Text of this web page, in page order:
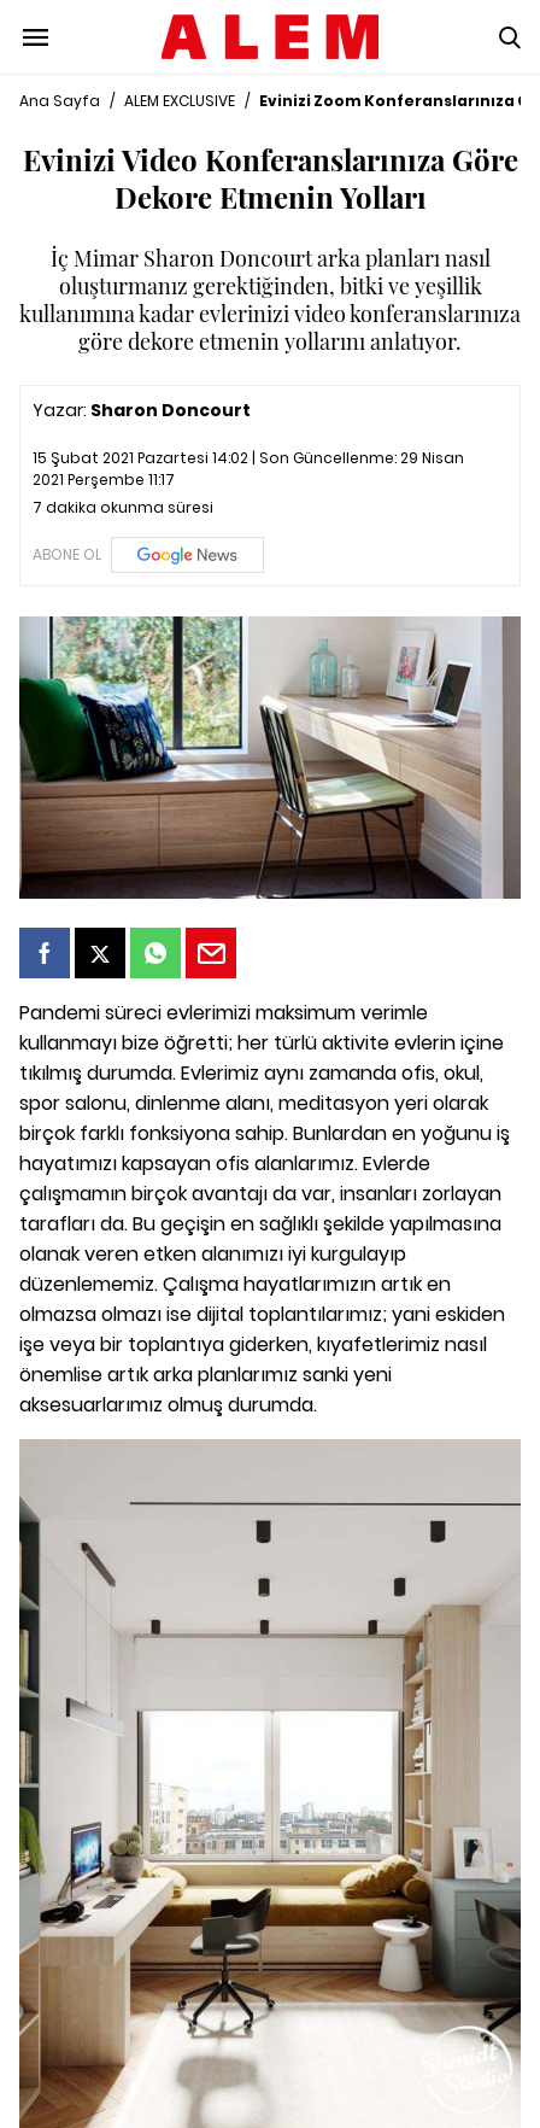
Ana Sayfa / ALEM EXCLUSIVE / Evinizi Zoom Konferanslarınıza
Evinizi Video Konferanslarınıza Göre
Dekore Etmenin Yolları
İç Mimar Sharon Doncourt arka planları nasıl
oluşturmanız gerektiğinden, bitki ve yeşillik
kullanımına kadar evlerinizi video konferanslarınıza
göre dekore etmenin yollarını anlatıyor.
Yazar: Sharon Doncourt
15 Şubat 2021 Pazartesi 14:02 | Son Güncellenme:29 Nisan
2021 Perşembe 11:17
7 dakika okunma süresi
ABONE OL
Pandemi süreci evlerimizi maksimum verimle
kullanmayı bize öğretti; her türlü aktivite evlerin içine
tıkılmış durumda. Evlerimiz aynı zamanda ofis, okul,
spor salonu, dinlenme alanı, meditasyon yeri olarak
birçok farklı fonksiyona sahip. Bunlardan en yoğunu iş
hayatımızı kapsayan ofis alanlarımız. Evlerde
çalışmamın birçok avantajı da var, insanları zorlayan
tarafları da. Bu geçişin en sağlıklı şekilde yapılmasına
olanak veren etken alanımızı iyi kurgulayıp
düzenlememiz.Çalışma hayatlarımızın artık en
olmazsa olmazı ise dijital toplantılarımız; yani eskiden
işe veya bir toplantıya giderken, kıyafetlerimiz nasıl
önemlise artık arka planlarımız sanki yeni
aksesuarlarımız olmuş durumda.